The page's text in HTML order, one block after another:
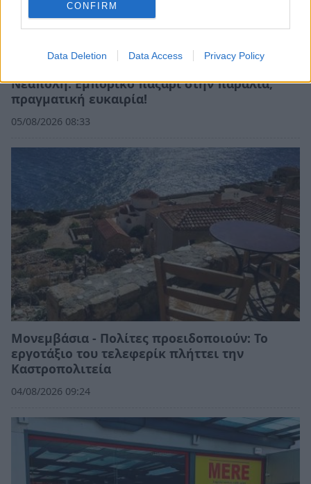
CONFIRM
Data Deletion Data Access Privacy Policy
Νεάπολη: Εμπορικό παζάρι στην παραλία,
πραγματική ευκαιρία!
05/08/2026 08:33
Μονεμβάσια - Πολίτες προειδοποιούν: Το
εργοτάξιο του τελεφερίκ πλήττει την
Καστροπολιτεία
04/08/2026 09:24